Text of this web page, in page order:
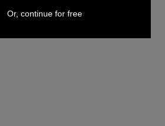
Or, continue for free